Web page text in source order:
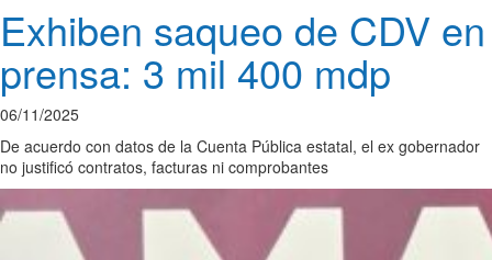
Exhiben saqueo de CDV en
prensa: 3 mil 400 mdp
06/11/2025
De acuerdo con datos de la Cuenta Pública estatal, el ex gobernador
no justificó contratos, facturas ni comprobantes